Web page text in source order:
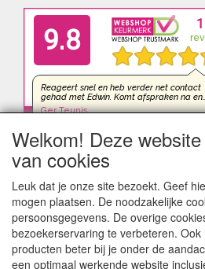
Welkom! Deze
van cookies
Leuk dat je onze site bezoekt. Geef
mogen plaatsen. De noodzakelijke
persoonsgegevens. De overige
bezoekerservaring te verbeteren.
producten beter bij je onder de
een optimaal werkende website